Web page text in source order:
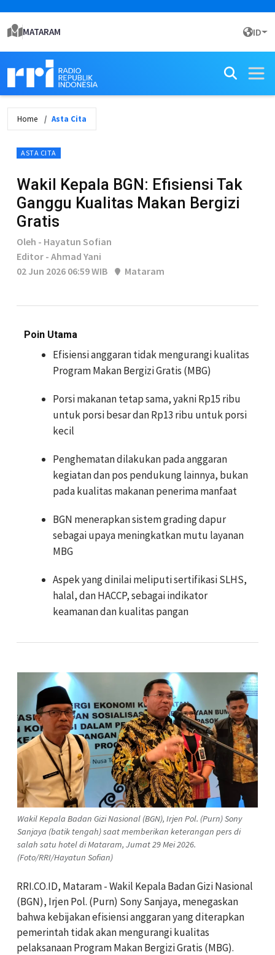
MATARAM ID
Home Asta Cita
ASTA CITA
Wakil Kepala BGN: Efisiensi Tak
Ganggu Kualitas Makan Bergizi
Gratis
Oleh - Hayatun Sofian
Editor - Ahmad Yani
02 Jun 2026 06:59 WIB
Mataram
Poin Utama
Efisiensi anggaran tidak mengurangi kualitas
Program Makan Bergizi Gratis (MBG)
Porsi makanan tetap sama, yakni Rp15 ribu
untuk porsi besar dan Rp13 ribu untuk porsi
kecil
Penghematan dilakukan pada anggaran
kegiatan dan pos pendukung lainnya, bukan
pada kualitas makanan penerima manfaat
BGN menerapkan sistem grading dapur
sebagai upaya meningkatkan mutu layanan
MBG
Aspek yang dinilai meliputi sertifikasi SLHS,
halal, dan HACCP, sebagai indikator
keamanan dan kualitas pangan
Wakil Kepala Badan Gizi Nasional (BGN), Irjen Pol. (Purn) Sony
Sanjaya (batik tengah) saat memberikan keterangan pers di
salah satu hotel di Mataram, Jumat 29 Mei 2026.
(Foto/RRI/Hayatun Sofian)
RRI.CO.ID, Mataram - Wakil Kepala Badan Gizi Nasional
(BGN), Irjen Pol. (Purn) Sony Sanjaya, menegaskan
bahwa kebijakan efisiensi anggaran yang diterapkan
pemerintah tidak akan mengurangi kualitas
pelaksanaan Program Makan Bergizi Gratis (MBG).